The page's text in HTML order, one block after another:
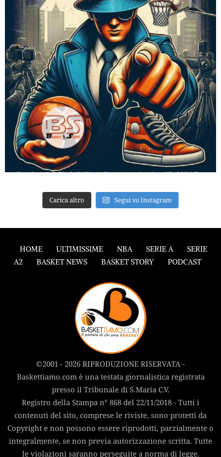
Carica altro Segui su Instagram
HOME ULTIMISSIME NBA SERIE A
SERIE
A2
BASKET NEWS BASKET STORY PODCAST
©2001 - 2026 RIPRODUZIONE RISERVATA -
Baskettiamo.com è una testata giornalistica registrata
presso il Tribunale di S.Maria C.V.
Registro della Stampa n° 868 del 22/11/2018 - Tutti i
contenuti del sito, comprese le riviste, sono protetti da
Copyright e non possono essere riprodotti, parzialmente o
integralmente, se non previa autorizzazione scritta. Tutte
le violazioni saranno perseguite a norma di legge.